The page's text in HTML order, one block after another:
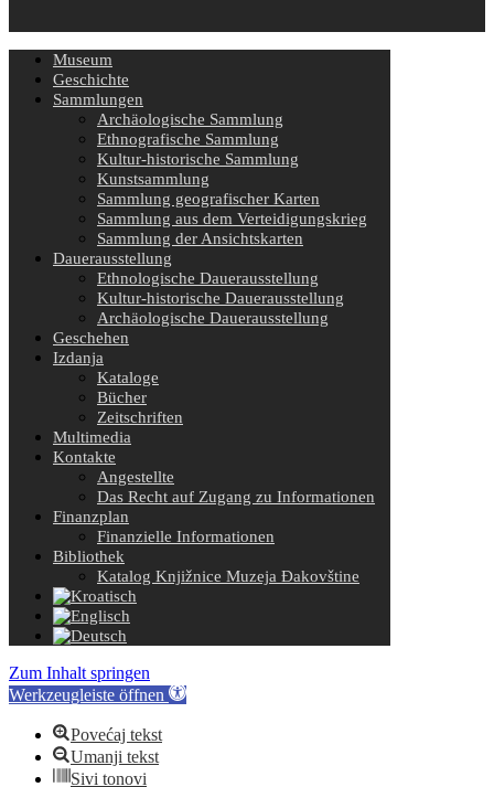
Museum
Geschichte
Sammlungen
Archäologische Sammlung
Ethnografische Sammlung
Kultur-historische Sammlung
Kunstsammlung
Sammlung geografischer Karten
Sammlung aus dem Verteidigungskrieg
Sammlung der Ansichtskarten
Dauerausstellung
Ethnologische Dauerausstellung
Kultur-historische Dauerausstellung
Archäologische Dauerausstellung
Geschehen
Izdanja
Kataloge
Bücher
Zeitschriften
Multimedia
Kontakte
Angestellte
Das Recht auf Zugang zu Informationen
Finanzplan
Finanzielle Informationen
Bibliothek
Katalog Knjižnice Muzeja Đakovštine
Zum Inhalt springen
Werkzeugleiste öffnen
Povećaj tekst
Umanji tekst
Sivi tonovi